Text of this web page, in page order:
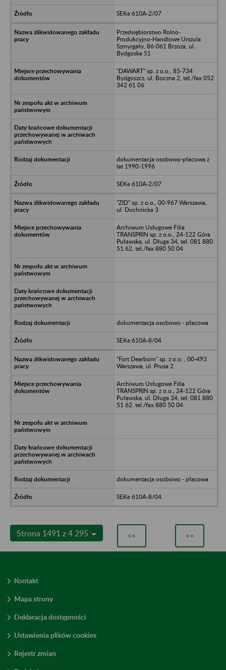
SEKe 610A-2/07
Przedsiębiorstwo Rolno-
Produkcyjno-Handlowe Urszula
Szmyrgało, 86-061 Brzoza, ul.
Bydgoska 51
"DAWART" sp. z o.o., 85-734
Bydgoszcz, ul. Boczna 2, tel./fax 052
342 61 06
dokumentacja osobowo-płacowa z
lat 1990-1996
SEKe 610A-2/07
"ZID" sp. z o.o., 00-967 Warszawa,
ul. Duchnicka 3
Archiwum Usługowe Filia
TRANSPRIN sp. z o.o., 24-122 Góra
Puławska, ul. Długa 34, tel. 081 880
51 62, tel./fax 880 50 04
dokumentacja osobowo - płacowa
SEKe 610A-8/04
"Fort Dearborn" sp. z o.o. , 00-493
Warszawa, ul. Prusa 2
Archiwum Usługowe Filia
TRANSPRIN sp. z o.o., 24-122 Góra
Puławska, ul. Długa 34, tel. 081 880
51 62, tel./fax 880 50 04
dokumentacja osobowo - płacowa
SEKe 610A-8/04
Strona 1491 z 4 295 << >>
Kontakt
Mapa strony
Deklaracja dostępności
Ustawienia plików cookies
Rejestr zmian